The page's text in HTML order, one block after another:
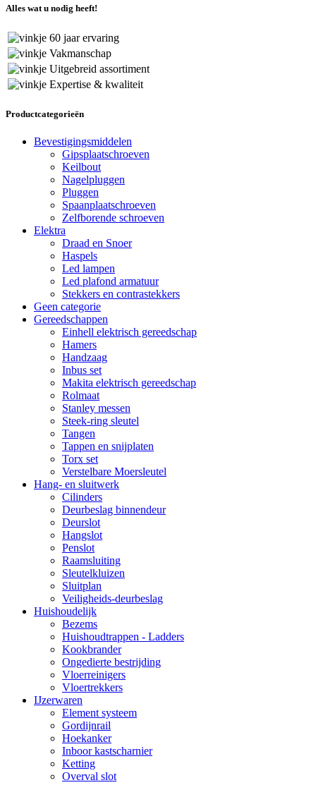
Alles wat u nodig heeft!
60 jaar ervaring
Vakmanschap
Uitgebreid assortiment
Expertise & kwaliteit
Productcategorieën
Bevestigingsmiddelen
Gipsplaatschroeven
Keilbout
Nagelpluggen
Pluggen
Spaanplaatschroeven
Zelfborende schroeven
Elektra
Draad en Snoer
Haspels
Led lampen
Led plafond armatuur
Stekkers en contrastekkers
Geen categorie
Gereedschappen
Einhell elektrisch gereedschap
Hamers
Handzaag
Inbus set
Makita elektrisch gereedschap
Rolmaat
Stanley messen
Steek-ring sleutel
Tangen
Tappen en snijplaten
Torx set
Verstelbare Moersleutel
Hang- en sluitwerk
Cilinders
Deurbeslag binnendeur
Deurslot
Hangslot
Penslot
Raamsluiting
Sleutelkluizen
Sluitplan
Veiligheids-deurbeslag
Huishoudelijk
Bezems
Huishoudtrappen - Ladders
Kookbrander
Ongedierte bestrijding
Vloerreinigers
Vloertrekkers
IJzerwaren
Element systeem
Gordijnrail
Hoekanker
Inboor kastscharnier
Ketting
Overval slot